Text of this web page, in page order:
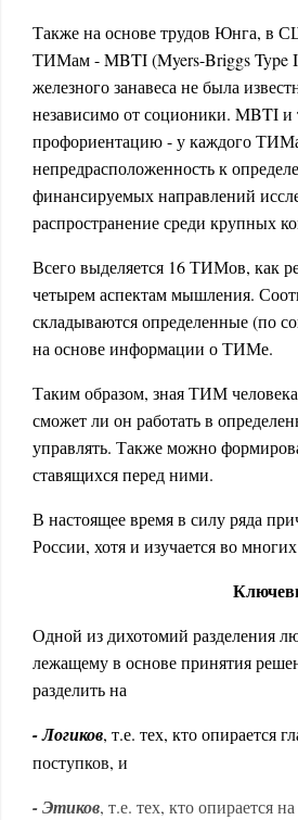
Также на основе трудов Юнга, в
ТИМам - MBTI (Myers-Briggs Type
железного занавеса не была
независимо от соционики. MBTI
профориентацию - у каждого
непредрасположенность к
финансируемых направлений
распространение среди крупных
Всего выделяется 16 ТИМов, как
четырем аспектам мышления.
складываются определенные (по
на основе информации о ТИМе.
Таким образом, зная ТИМ
сможет ли он работать в
управлять. Также можно
ставящихся перед ними.
В настоящее время в силу ряда
России, хотя и изучается во
Одной из дихотомий разделения
лежащему в основе принятия
разделить на
- Логиков, т.е. тех, кто опирается
поступков, и
- Этиков, т.е. тех, кто опирается